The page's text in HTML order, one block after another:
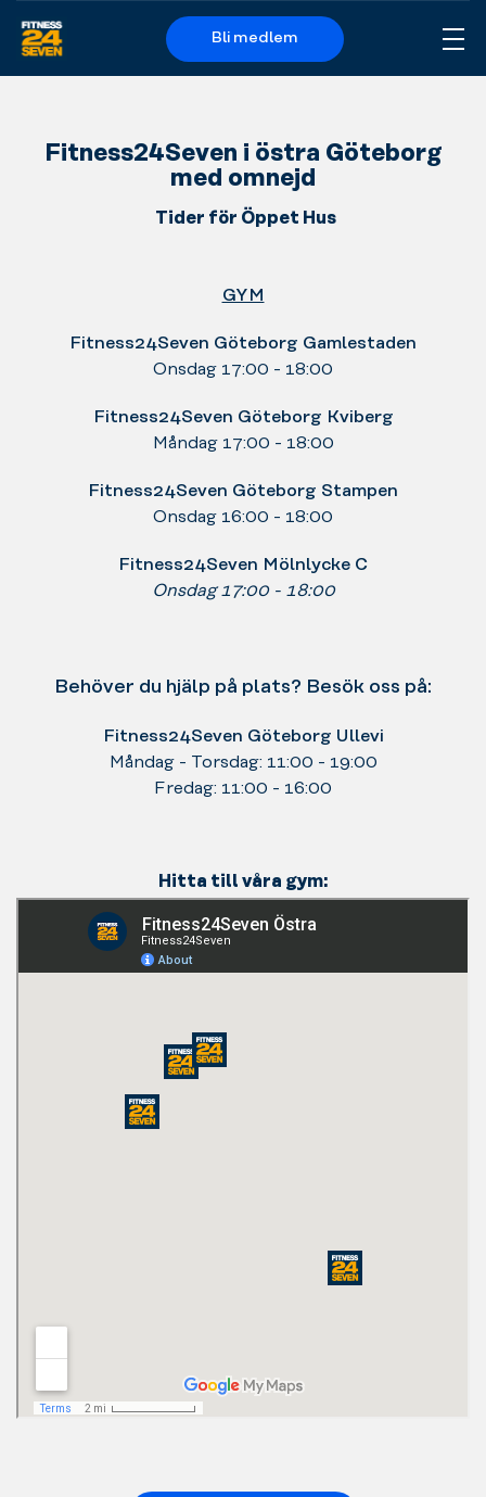
Logo
Bli medlem
Fitness24Seven i östra Göteborg
med omnejd
Tider för Öppet Hus
GYM
Fitness24Seven Göteborg Gamlestaden
Onsdag 17:00 - 18:00
Fitness24Seven Göteborg Kviberg
Måndag 17:00 - 18:00
Fitness24Seven Göteborg Stampen
Onsdag 16:00 - 18:00
Fitness24Seven Mölnlycke C
Onsdag 17:00 - 18:00
Behöver du hjälp på plats? Besök oss på:
Fitness24Seven Göteborg Ullevi
Måndag - Torsdag: 11:00 - 19:00
Fredag: 11:00 - 16:00
Hitta till våra gym: